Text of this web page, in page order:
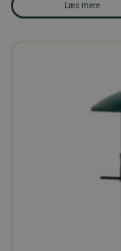
Læs mere
om